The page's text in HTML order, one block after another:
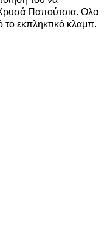
Παπούτσια. Ολα
εκπληκτικό κλαμπ.